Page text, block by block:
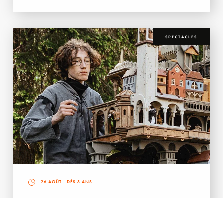
SPECTACLES
26 AOÛT - DÈS 3 ANS